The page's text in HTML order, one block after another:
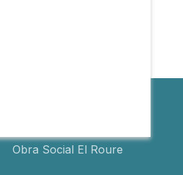
Obra Social El Roure